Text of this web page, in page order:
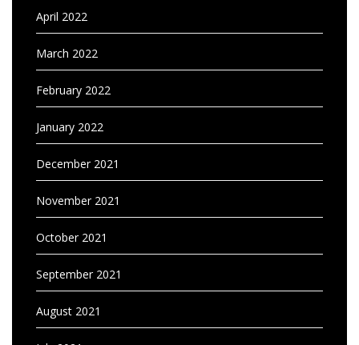
April 2022
March 2022
February 2022
January 2022
December 2021
November 2021
October 2021
September 2021
August 2021